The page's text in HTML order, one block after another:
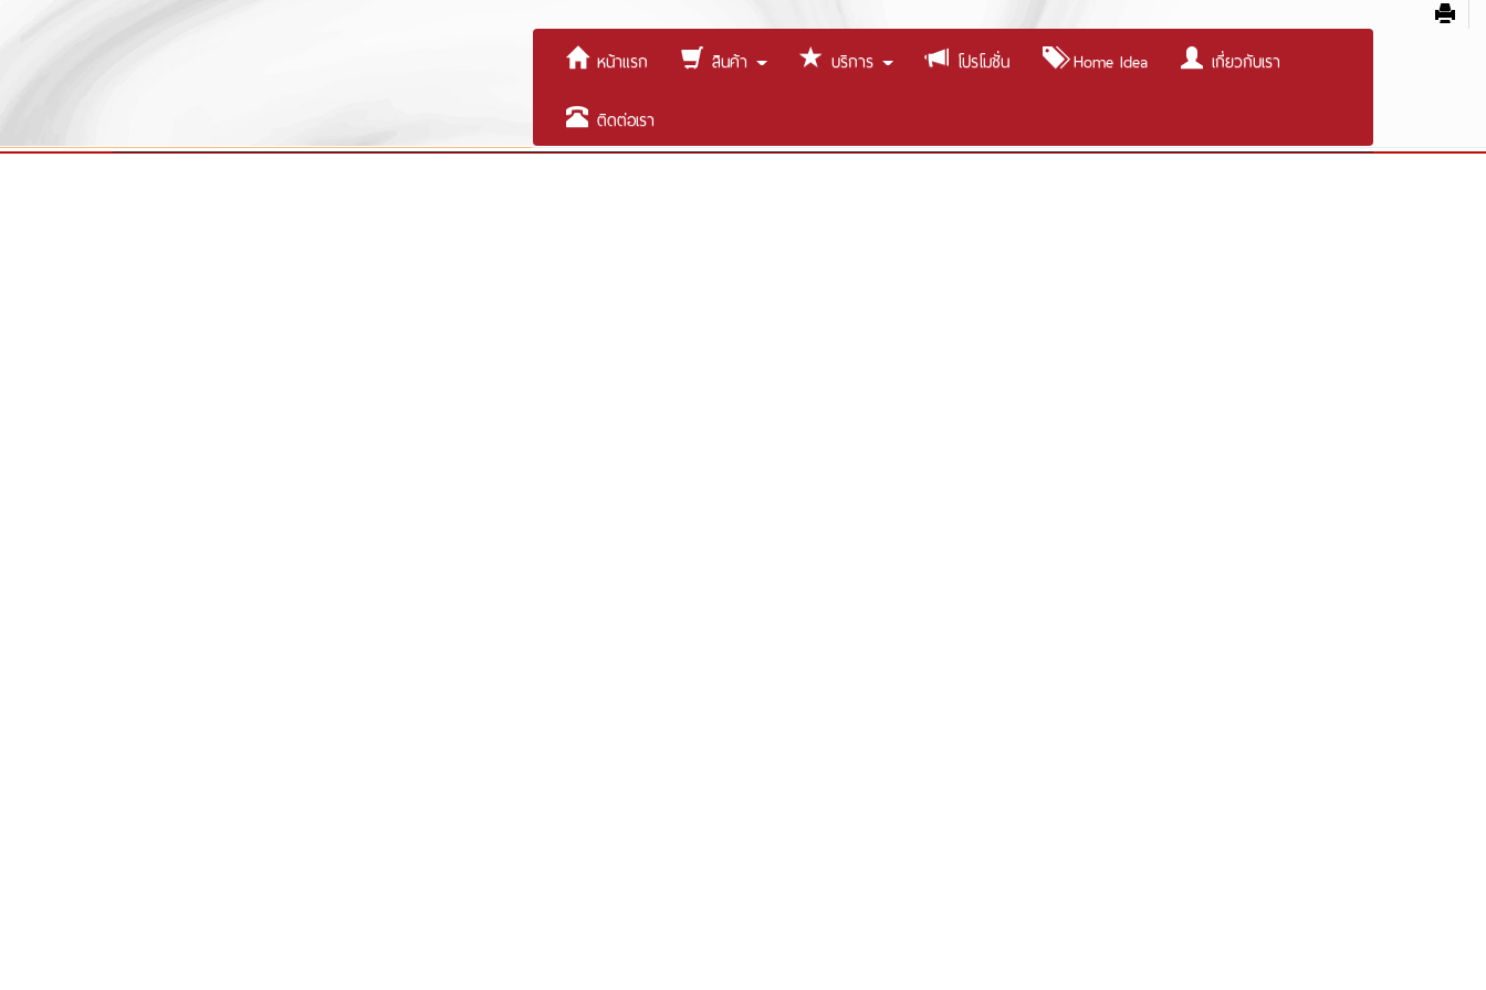
หน้าแรก สินค้า บริการ โปรโมชั่น Home Idea
เกี่ยวกับเรา
ติดต่อเรา